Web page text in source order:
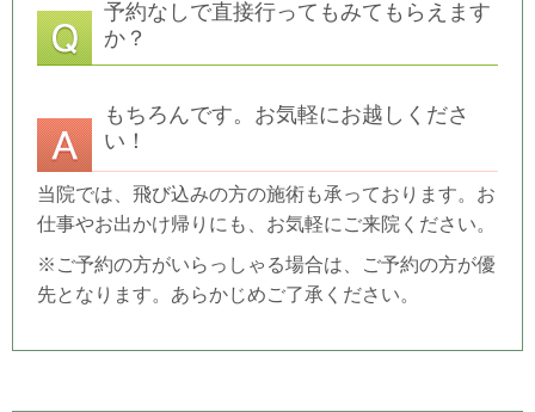
予約なしで直接行ってもみてもらえます
か？
もちろんです。お気軽にお越しくださ
い！
当院では、飛び込みの方の施術も承っております。お
仕事やお出かけ帰りにも、お気軽にご来院ください。
※ご予約の方がいらっしゃる場合は、ご予約の方が優
先となります。あらかじめご了承ください。